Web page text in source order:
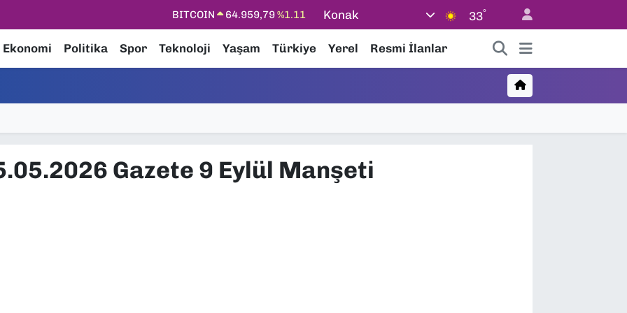
BITCOIN 64.959,79%1.11
EURO
55,2510%0.32
Konak 33°
Ekonomi Politika Spor Teknoloji Yaşam Türkiye Yerel Resmi İlanlar
Gazete 9 Eylül Manşeti